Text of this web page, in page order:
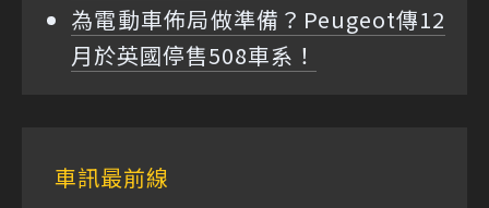
為電動車佈局做準備？Peugeot傳12
月於英國停售508車系！
車訊最前線